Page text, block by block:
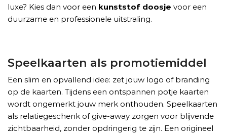
luxe? Kies dan voor een kunststof doosje voor een
duurzame en professionele uitstraling.
Speelkaarten als promotiemiddel
Een slim en opvallend idee: zet jouw logo of branding
op de kaarten. Tijdens een ontspannen potje kaarten
wordt ongemerkt jouw merk onthouden. Speelkaarten
als relatiegeschenk of give-away zorgen voor blijvende
zichtbaarheid, zonder opdringerig te zijn. Een origineel